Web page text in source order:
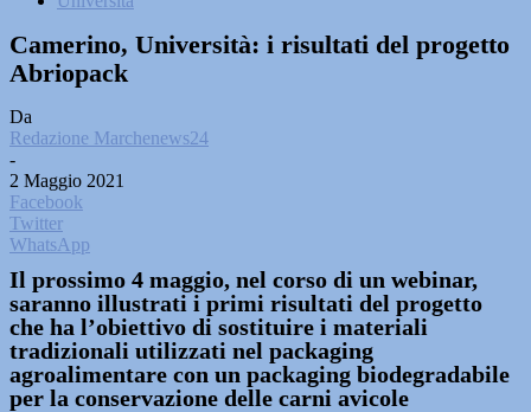
Camerino, Università: i risultati del progetto
Abriopack
Da
Redazione Marchenews24
-
2 Maggio 2021
Facebook
Twitter
WhatsApp
Il prossimo 4 maggio, nel corso di un webinar,
saranno illustrati i primi risultati del progetto
che ha l’obiettivo di sostituire i materiali
tradizionali utilizzati nel packaging
agroalimentare con un packaging biodegradabile
per la conservazione delle carni avicole